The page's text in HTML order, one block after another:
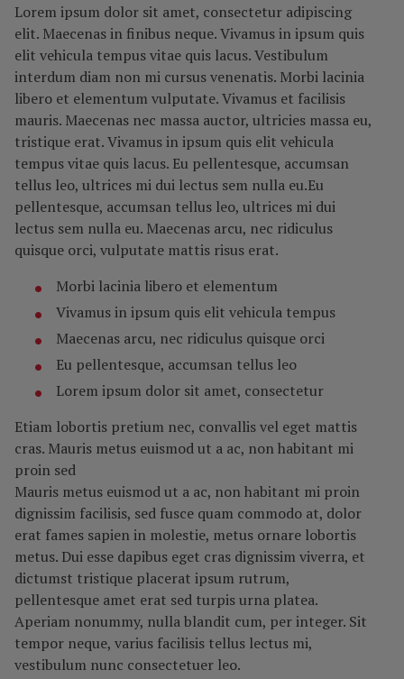
Lorem ipsum dolor sit amet, consectetur adipiscing
elit. Maecenas in finibus neque. Vivamus in ipsum quis
elit vehicula tempus vitae quis lacus. Vestibulum
interdum diam non mi cursus venenatis. Morbi lacinia
libero et elementum vulputate. Vivamus et facilisis
mauris. Maecenas nec massa auctor, ultricies massa eu,
tristique erat. Vivamus in ipsum quis elit vehicula
tempus vitae quis lacus. Eu pellentesque, accumsan
tellus leo, ultrices mi dui lectus sem nulla eu.Eu
pellentesque, accumsan tellus leo, ultrices mi dui
lectus sem nulla eu. Maecenas arcu, nec ridiculus
quisque orci, vulputate mattis risus erat.
Morbi lacinia libero et elementum
Vivamus in ipsum quis elit vehicula tempus
Maecenas arcu, nec ridiculus quisque orci
Eu pellentesque, accumsan tellus leo
Lorem ipsum dolor sit amet, consectetur
Etiam lobortis pretium nec, convallis vel eget mattis
cras. Mauris metus euismod ut a ac, non habitant mi
proin sed
Mauris metus euismod ut a ac, non habitant mi proin
dignissim facilisis, sed fusce quam commodo at, dolor
erat fames sapien in molestie, metus ornare lobortis
metus. Dui esse dapibus eget cras dignissim viverra, et
dictumst tristique placerat ipsum rutrum,
pellentesque amet erat sed turpis urna platea.
Aperiam nonummy, nulla blandit cum, per integer. Sit
tempor neque, varius facilisis tellus lectus mi,
vestibulum nunc consectetuer leo.